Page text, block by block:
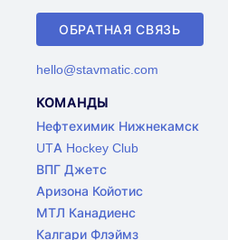
ОБРАТНАЯ СВЯЗЬ
hello@stavmatic.com
КОМАНДЫ
Нефтехимик Нижнекамск
UTA Hockey Club
ВПГ Джетс
Аризона Койотис
МТЛ Канадиенс
Калгари Флэймз